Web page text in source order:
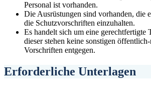
Personal ist vorhanden.
Die Ausrüstungen sind vorhanden, die
die Schutzvorschriften einzuhalten.
Es handelt sich um eine gerechtfertigte
dieser stehen keine sonstigen
Vorschriften entgegen.
Erforderliche Unterlagen